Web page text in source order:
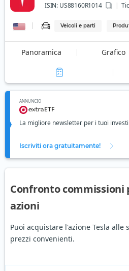
ISIN: US88160R1014
Veicoli e parti
Panoramica Grafico
ANNUNCIO
La migliore newsletter per i tuoi
Iscriviti ora gratuitamente!
Confronto commissioni
azioni
Puoi acquistare l'azione Tesla
prezzi convenienti.